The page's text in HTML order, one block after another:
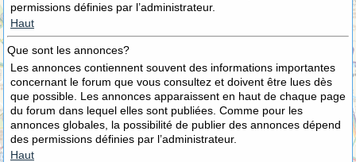
permissions définies par l’administrateur.
Haut
Que sont les annonces?
Les annonces contiennent souvent des informations importantes
concernant le forum que vous consultez et doivent être lues dès
que possible. Les annonces apparaissent en haut de chaque page
du forum dans lequel elles sont publiées. Comme pour les
annonces globales, la possibilité de publier des annonces dépend
des permissions définies par l’administrateur.
Haut